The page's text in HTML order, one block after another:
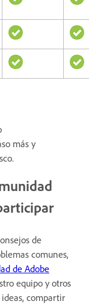
más y
de
comunes,
de Adobe
equipo y otros
compartir